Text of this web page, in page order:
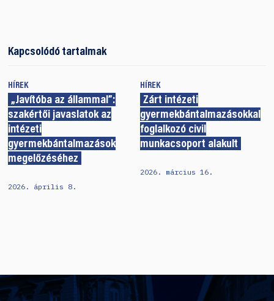
Kapcsolódó tartalmak
HÍREK
„Javítóba az állammal”:
szakértői javaslatok az
intézeti
gyermekbántalmazások
megelőzéséhez
2026. április 8.
HÍREK
Zárt intézeti
gyermekbántalmazásokkal
foglalkozó civil
munkacsoport alakult
2026. március 16.